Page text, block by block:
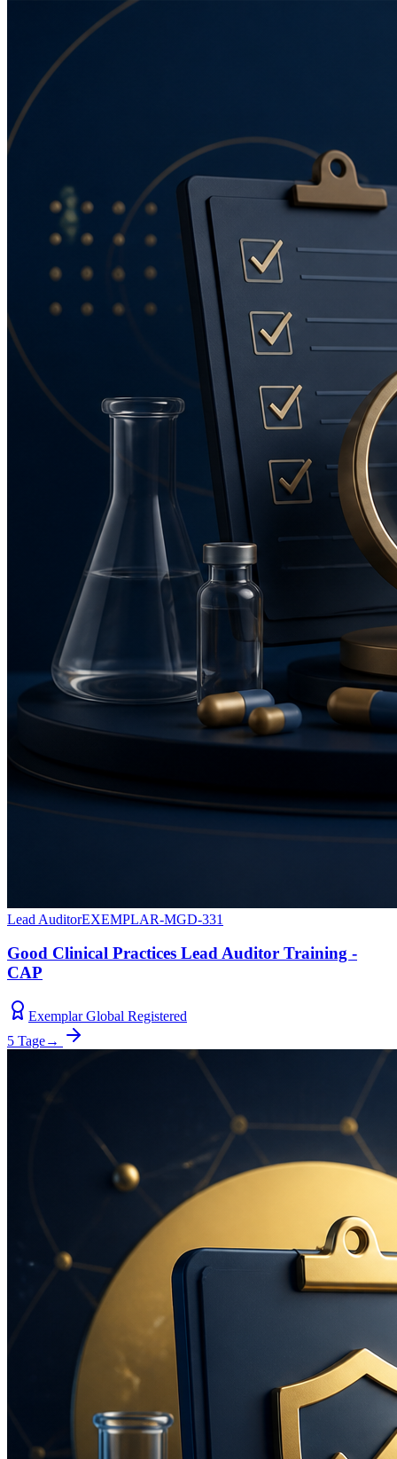
Lead AuditorEXEMPLAR-MGD-331
Good Clinical Practices Lead Auditor Training -
CAP
Exemplar Global Registered
5 Tage→